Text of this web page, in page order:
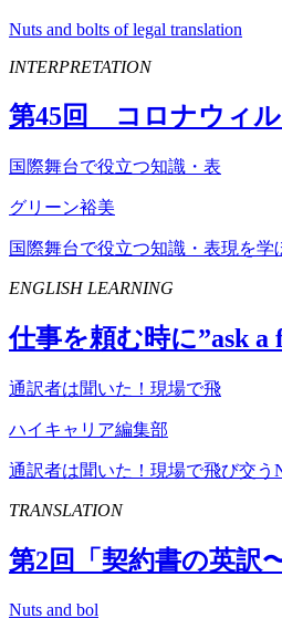
Nuts and bolts of legal translation
INTERPRETATION
第45回 コロナウィル
国際舞台で役立つ知識・表
グリーン裕美
国際舞台で役立つ知識・表現を学
ENGLISH LEARNING
仕事を頼む時に”ask a
通訳者は聞いた！現場で飛
ハイキャリア編集部
通訳者は聞いた！現場で飛び交う
TRANSLATION
第2回「契約書の英訳
Nuts and bol